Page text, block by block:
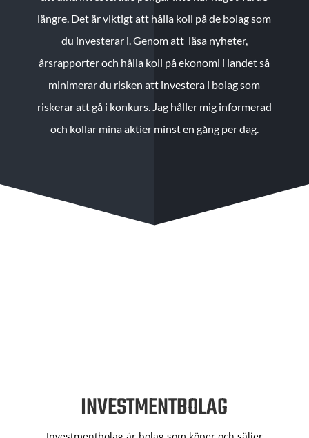
längre. Det är viktigt att hålla koll på de bolag som
du investerar i. Genom att läsa nyheter,
årsrapporter och hålla koll på ekonomi i landet så
minimerar du risken att investera i bolag som
riskerar att gå i konkurs. Jag håller mig informerad
och kollar mina aktier minst en gång per dag.
INVESTMENTBOLAG